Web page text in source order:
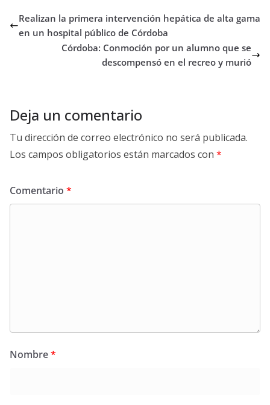
Realizan la primera intervención hepática de alta gama
en un hospital público de Córdoba
Córdoba: Conmoción por un alumno que se
descompensó en el recreo y murió
Deja un comentario
Tu dirección de correo electrónico no será publicada.
Los campos obligatorios están marcados con *
Comentario *
Nombre*